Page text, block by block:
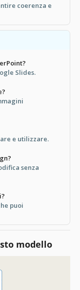
coerenza e
Slides.
e utilizzare.
senza
puoi
modello